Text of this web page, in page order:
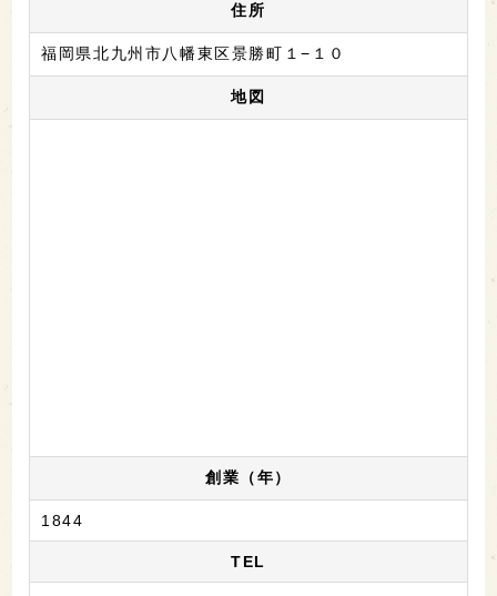
住所
福岡県北九州市八幡東区景勝町１−１０
地図
創業（年）
1844
TEL